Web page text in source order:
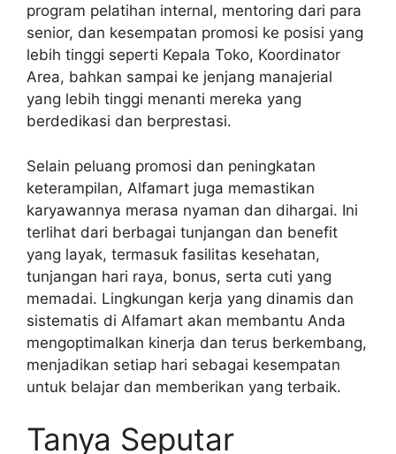
program pelatihan internal, mentoring dari para
senior, dan kesempatan promosi ke posisi yang
lebih tinggi seperti Kepala Toko, Koordinator
Area, bahkan sampai ke jenjang manajerial
yang lebih tinggi menanti mereka yang
berdedikasi dan berprestasi.
Selain peluang promosi dan peningkatan
keterampilan, Alfamart juga memastikan
karyawannya merasa nyaman dan dihargai. Ini
terlihat dari berbagai tunjangan dan benefit
yang layak, termasuk fasilitas kesehatan,
tunjangan hari raya, bonus, serta cuti yang
memadai. Lingkungan kerja yang dinamis dan
sistematis di Alfamart akan membantu Anda
mengoptimalkan kinerja dan terus berkembang,
menjadikan setiap hari sebagai kesempatan
untuk belajar dan memberikan yang terbaik.
Tanya Seputar